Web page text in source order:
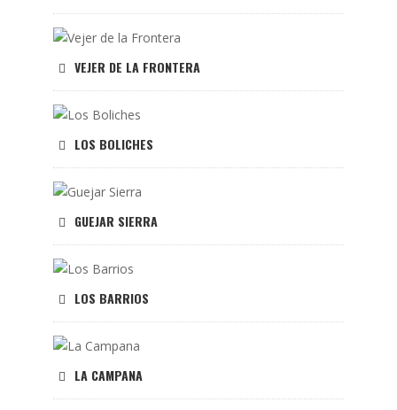
VEJER DE LA FRONTERA
LOS BOLICHES
GUEJAR SIERRA
LOS BARRIOS
LA CAMPANA